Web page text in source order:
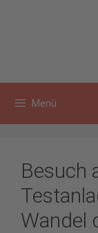
Menü
Besuch
Wandel